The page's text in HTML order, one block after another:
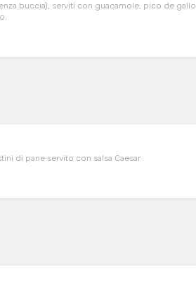
buccia), serviti con guacamole, pico de gallo
di pane servito con salsa Caesar